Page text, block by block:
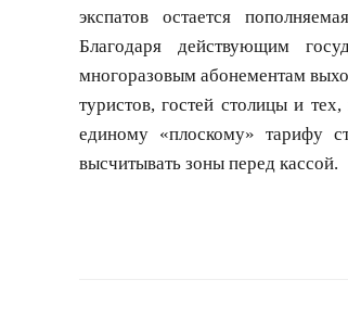
экспатов остается
Благодаря действующим
многоразовым абонементам
туристов, гостей столицы и
единому «плоскому» тарифу
высчитывать зоны перед кассой.